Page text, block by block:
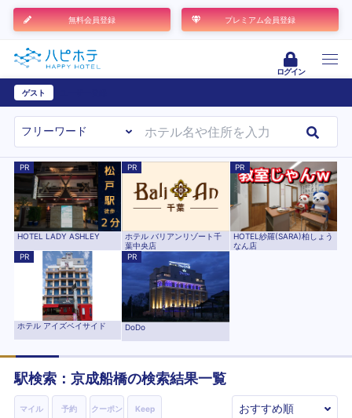
無料会員登録 プレミアム会員登録
ログイン
ゲスト
PR
HOTEL LADY ASHLEY
PR
ホテル バリアンリゾート千
葉中央店
PR
HOTEL紗羅(SARA)柏しょう
なん店
PR
ホテル アイズベイサイド
PR
DoDo
駅検索： 京成船橋の検索結果一覧
マイル 予約 クーポン Keep